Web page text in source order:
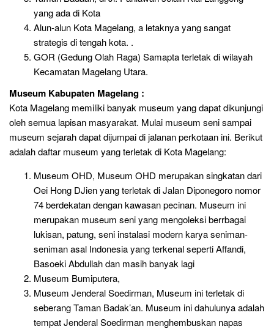
yang ada di Kota
Alun-alun Kota Magelang, a letaknya yang sangat
strategis di tengah kota. .
GOR (Gedung Olah Raga) Samapta terletak di wilayah
Kecamatan Magelang Utara.
Museum Kabupaten Magelang :
Kota Magelang memiliki banyak museum yang dapat dikunjungi
oleh semua lapisan masyarakat. Mulai museum seni sampai
museum sejarah dapat dijumpai di jalanan perkotaan ini. Berikut
adalah daftar museum yang terletak di Kota Magelang:
Museum OHD, Museum OHD merupakan singkatan dari
Oei Hong DJien yang terletak di Jalan Diponegoro nomor
74 berdekatan dengan kawasan pecinan. Museum ini
merupakan museum seni yang mengoleksi berrbagai
lukisan, patung, seni instalasi modern karya seniman-
seniman asal Indonesia yang terkenal seperti Affandi,
Basoeki Abdullah dan masih banyak lagi
Museum Bumiputera,
Museum Jenderal Soedirman, Museum ini terletak di
seberang Taman Badak’an. Museum ini dahulunya adalah
tempat Jenderal Soedirman menghembuskan napas